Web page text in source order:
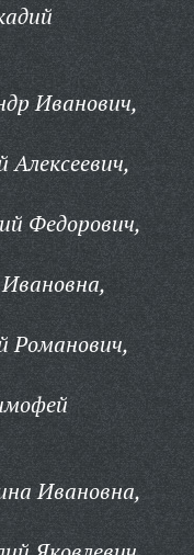
Иванович,
Алексеевич,
Федорович,
Романович,
Ивановна,